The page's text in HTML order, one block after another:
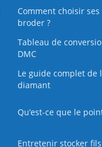
Comment choisir ses
broder ?
Tableau de
DMC
Le guide complet de
diamant
Qu’est-ce que le
Entretenir stocker